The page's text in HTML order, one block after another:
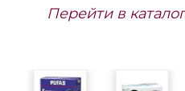
Перейти в